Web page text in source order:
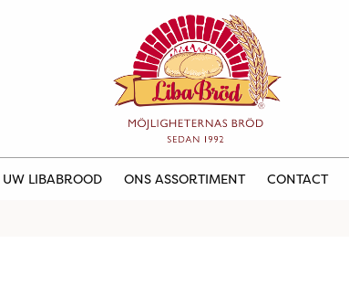
UW LIBABROOD ONS ASSORTIMENT CONTACT